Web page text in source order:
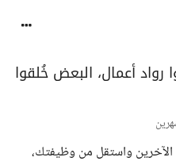
رواد أعمال، البعض خُلقوا
واستقل من وظيفتك،